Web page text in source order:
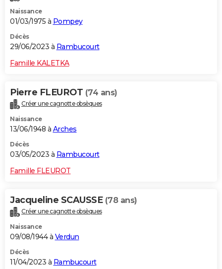
COPAINS D'AVANT
S'inscrire
Se connecter
Lycées
Collèges
Primaires
Universités
Entreprises
Service militaire
Avis de recherche
AVIS DE DÉCÈS
Naissance
01/03/1975 à Pompey
Décès
29/06/2023 à Rambucourt
Famille KALETKA
Pierre FLEUROT (74 ans)
Créer une cagnotte obsèques
Naissance
13/06/1948 à Arches
Décès
03/05/2023 à Rambucourt
Famille FLEUROT
Jacqueline SCAUSSE (78 ans)
Créer une cagnotte obsèques
Naissance
09/08/1944 à Verdun
Décès
11/04/2023 à Rambucourt